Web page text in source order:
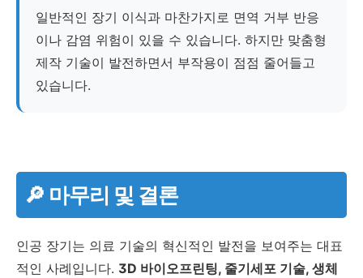
일반적인 장기 이식과 마찬가지로 면역 거부 반응
이나 감염 위험이 있을 수 있습니다. 하지만 맞춤형
제작 기술이 발전하면서 부작용이 점점 줄어들고
있습니다.
🔎 마무리 및 결론
인공 장기는 의료 기술의 혁신적인 발전을 보여주는 대표
적인 사례입니다. 3D 바이오프린팅, 줄기세포 기술, 생체